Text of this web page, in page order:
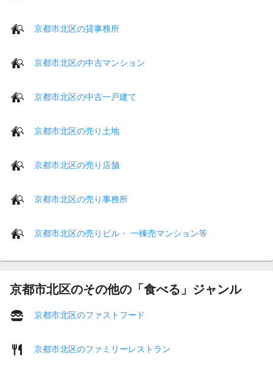
京都市北区の貸事務所
京都市北区の中古マンション
京都市北区の中古一戸建て
京都市北区の売り土地
京都市北区の売り店舗
京都市北区の売り事務所
京都市北区の売りビル・ 一棟売マンション等
京都市北区のその他の「食べる」ジャンル
京都市北区のファストフード
京都市北区のファミリーレストラン